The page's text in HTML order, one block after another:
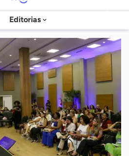
Agência
Sebrae
de
Notícias
Editorias
chave